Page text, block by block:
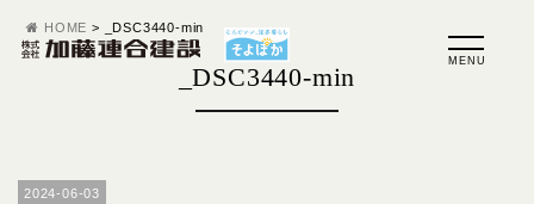
HOME > _DSC3440-min
_DSC3440-min
2024-06-03